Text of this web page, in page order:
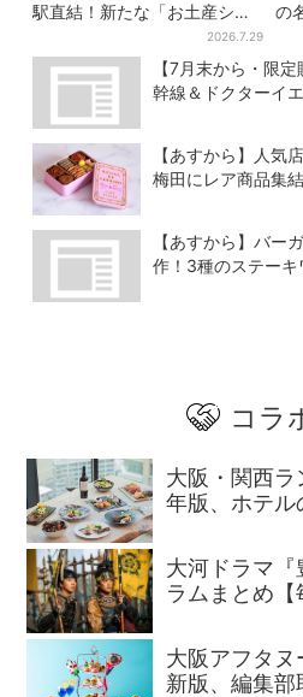
駅直結！新たな「お土産ショ
ップ」、銘菓バラ売りで地元
民の“おやつ調達”にも
2026.7.29
の
【7月末から・限
幹線＆ドクターイ
【あすから】人気
梅田にレア商品集
【あすから】バー
作！3種のステーキ
コラ
大阪・関西
年版、ホテ
大河ドラマ『
ラムまとめ【
大阪アフタ
新版、編集